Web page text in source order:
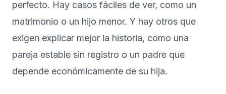
perfecto. Hay casos fáciles de ver, como un
matrimonio o un hijo menor. Y hay otros que
exigen explicar mejor la historia, como una
pareja estable sin registro o un padre que
depende económicamente de su hija.